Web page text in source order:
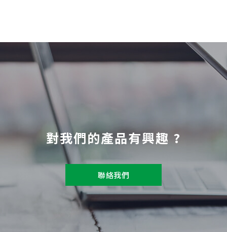
對我們的產品有興趣 ?
聯絡我們